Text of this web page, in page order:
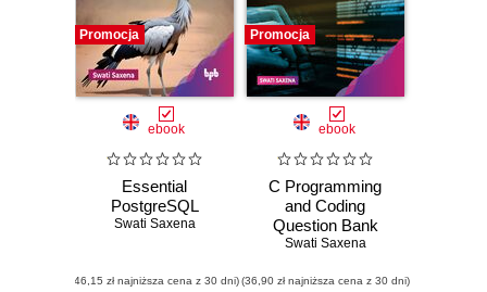
Promocja
ebook
Essential
PostgreSQL
Swati Saxena
(46,15 zł najniższa cena z 30 dni)
Promocja
ebook
C Programming
and Coding
Question Bank
with Solution (2nd
Swati Saxena
(36,90 zł najniższa cena z 30 dni)